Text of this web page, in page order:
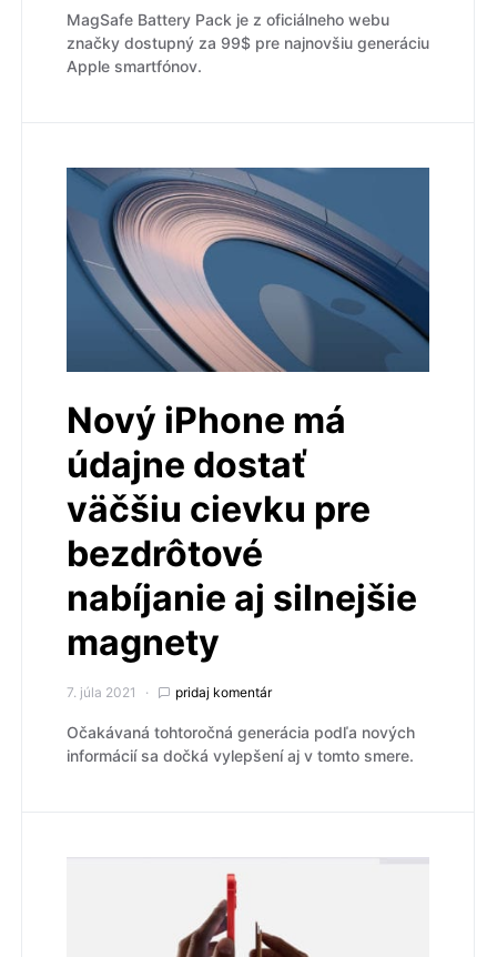
MagSafe Battery Pack je z oficiálneho webu
značky dostupný za 99$ pre najnovšiu generáciu
Apple smartfónov.
Nový iPhone má
údajne dostať
väčšiu cievku pre
bezdrôtové
nabíjanie aj silnejšie
magnety
7. júla 2021 pridaj komentár
Očakávaná tohtoročná generácia podľa nových
informácií sa dočká vylepšení aj v tomto smere.